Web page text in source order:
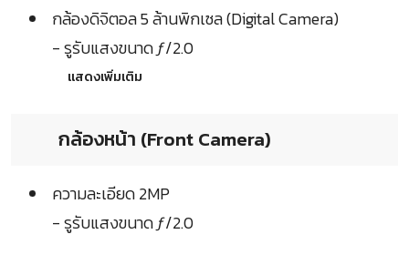
กล้องดิจิตอล 5 ล้านพิกเซล (Digital Camera)
- รูรับแสงขนาด ƒ/2.0
แสดงเพิ่มเติม
กล้องหน้า (Front Camera)
ความละเอียด 2MP
- รูรับแสงขนาด ƒ/2.0